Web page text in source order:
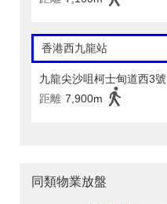
香港西九龍站
九龍尖沙咀柯士甸道西3號
距離 7,900m
同類物業放盤